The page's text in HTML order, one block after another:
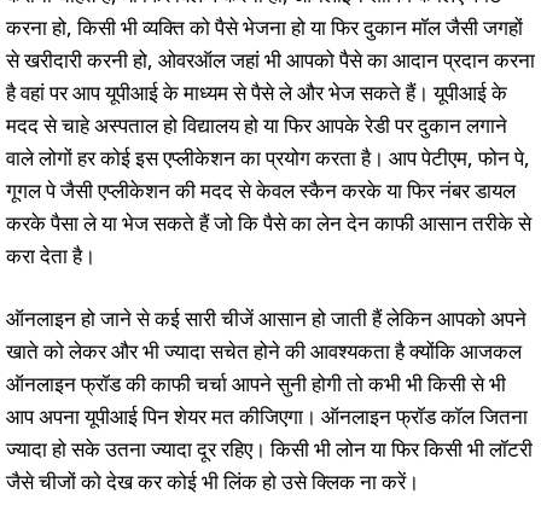
करना हो, किसी भी व्यक्ति को पैसे भेजना हो या फिर दुकान मॉल जैसी जगहों
से खरीदारी करनी हो, ओवरऑल जहां भी आपको पैसे का आदान प्रदान करना
है वहां पर आप यूपीआई के माध्यम से पैसे ले और भेज सकते हैं। यूपीआई के
मदद से चाहे अस्पताल हो विद्यालय हो या फिर आपके रेडी पर दुकान लगाने
वाले लोगों हर कोई इस एप्लीकेशन का प्रयोग करता है। आप पेटीएम, फोन पे,
गूगल पे जैसी एप्लीकेशन की मदद से केवल स्कैन करके या फिर नंबर डायल
करके पैसा ले या भेज सकते हैं जो कि पैसे का लेन देन काफी आसान तरीके से
करा देता है।
ऑनलाइन हो जाने से कई सारी चीजें आसान हो जाती हैं लेकिन आपको अपने
खाते को लेकर और भी ज्यादा सचेत होने की आवश्यकता है क्योंकि आजकल
ऑनलाइन फ्रॉड की काफी चर्चा आपने सुनी होगी तो कभी भी किसी से भी
आप अपना यूपीआई पिन शेयर मत कीजिएगा। ऑनलाइन फ्रॉड कॉल जितना
ज्यादा हो सके उतना ज्यादा दूर रहिए। किसी भी लोन या फिर किसी भी लॉटरी
जैसे चीजों को देख कर कोई भी लिंक हो उसे क्लिक ना करें।